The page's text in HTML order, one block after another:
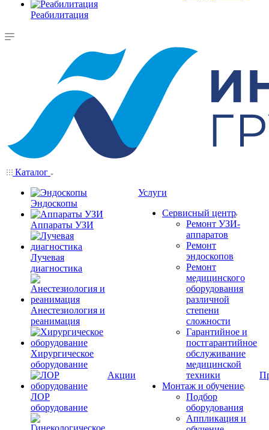
Реабилитация
Каталог
Эндоскопы
Аппараты УЗИ
Лучевая
диагностика
Анестезиология и
реанимация
Хирургическое
оборудование
ЛОР
оборудование
Акции
Услуги
Сервисный центр
Ремонт УЗИ-
аппаратов
Ремонт
эндоскопов
Ремонт
медицинского
оборудования
различной
степени
сложности
Гарантийное и
постгарантийное
обслуживание
медицинской
техники
Монтаж и обучение
Подбор
оборудования
Аппликация и